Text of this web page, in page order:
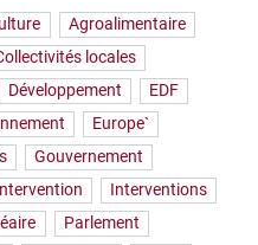
Agroalimentaire
locales
Développement
EDF
Europe`
Gouvernement
Interventions
Parlement